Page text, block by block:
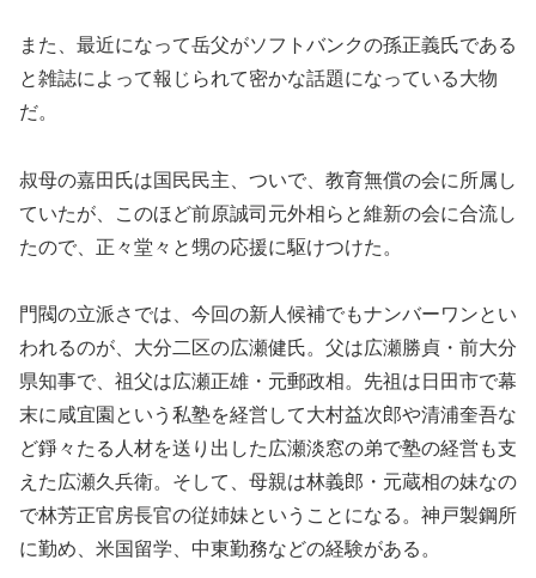
また、最近になって岳父がソフトバンクの孫正義氏である
と雑誌によって報じられて密かな話題になっている大物
だ。
叔母の嘉田氏は国民民主、ついで、教育無償の会に所属し
ていたが、このほど前原誠司元外相らと維新の会に合流し
たので、正々堂々と甥の応援に駆けつけた。
門閥の立派さでは、今回の新人候補でもナンバーワンとい
われるのが、大分二区の広瀬健氏。父は広瀬勝貞・前大分
県知事で、祖父は広瀬正雄・元郵政相。先祖は日田市で幕
末に咸宜園という私塾を経営して大村益次郎や清浦奎吾な
ど錚々たる人材を送り出した広瀬淡窓の弟で塾の経営も支
えた広瀬久兵衛。そして、母親は林義郎・元蔵相の妹なの
で林芳正官房長官の従姉妹ということになる。神戸製鋼所
に勤め、米国留学、中東勤務などの経験がある。